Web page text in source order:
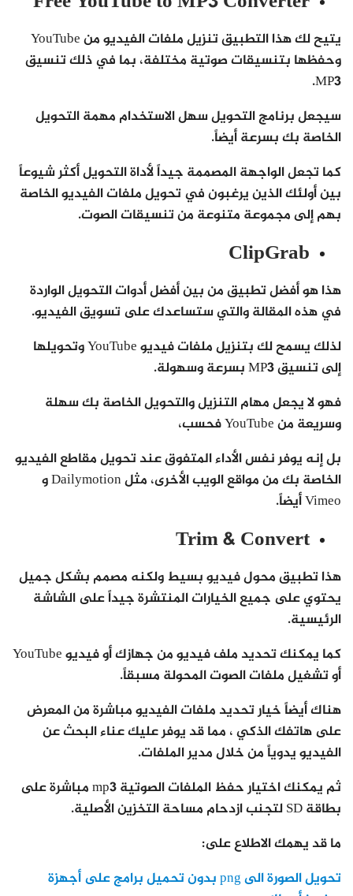
يتيح لك هذا التطبيق تنزيل ملفات الفيديو من YouTube
وحفظها بتنسيقات صوتية مختلفة، بما في ذلك تنسيق
MP3.
سيجعل برنامج التحويل سهل الاستخدام مهمة التحويل
الخاصة بك بسرعة أيضاً.
كما تجعل الواجهة المصممة جيداً لأداة التحويل أكثر شيوعاً
بين أولئك الذين يرغبون في تحويل ملفات الفيديو الخاصة
بهم إلى مجموعة متنوعة من تنسيقات الصوت.
ClipGrab
هذا هو أفضل تطبيق من بين أفضل أدوات التحويل الواردة
في هذه المقالة والتي ستساعدك على تسويق الفيديو.
لذلك يسمح لك بتنزيل ملفات فيديو YouTube وتحويلها
إلى تنسيق MP3 بسرعة وسهولة.
فهو لا يجعل مهام التنزيل والتحويل الخاصة بك سهلة
وسريعة من YouTube فحسب،
بل إنه يوفر نفس الأداء المتفوق عند تحويل مقاطع الفيديو
الخاصة بك من مواقع الويب الأخرى، مثل Dailymotion و
Vimeo أيضاً.
Trim & Convert
هذا تطبيق محول فيديو بسيط ولكنه مصمم بشكل جميل
يحتوي على جميع الخيارات المنتشرة جيداً على الشاشة
الرئيسية.
كما يمكنك تحديد ملف فيديو من جهازك أو فيديو YouTube
أو تشغيل ملفات الصوت المحولة مسبقاً.
هناك أيضاً خيار تحديد ملفات الفيديو مباشرة من المعرض
على هاتفك الذكي ، مما قد يوفر عليك عناء البحث عن
الفيديو يدوياً من خلال مدير الملفات.
ثم يمكنك اختيار حفظ الملفات الصوتية mp3 مباشرة على
بطاقة SD لتجنب ازدحام مساحة التخزين الأصلية.
ما قد يهمك الاطلاع على:
تحويل الصورة الى png بدون تحميل برامج على أجهزة